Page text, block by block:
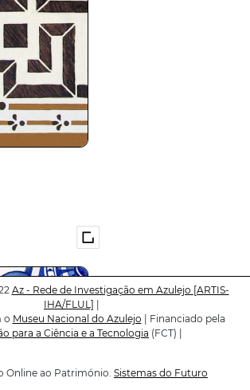
Az - Rede de Investigação em Azulejo [ARTIS-
IHA/FLUL]
o Museu Nacional do Azulejo | Financiado pela
para a Ciência e a Tecnologia (FCT) |
Online ao Património. Sistemas do Futuro